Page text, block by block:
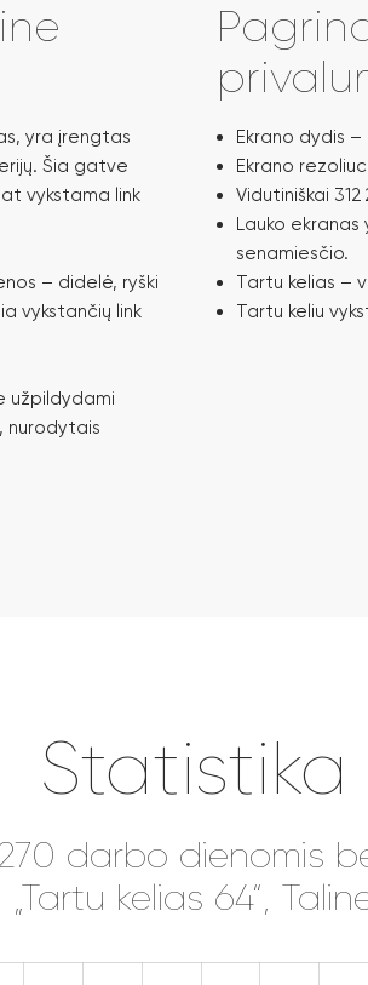
yra įrengtas
Šia gatve
vykstama link
– didelė, ryški
vykstančių link
užpildydami
nurodytais
Ekrano dydis –
Ekrano
Vidutiniškai
Lauko
senamiesčio.
Tartu kelias –
Tartu keliu
Statistika
darbo dienomis
„Tartu kelias 64“,